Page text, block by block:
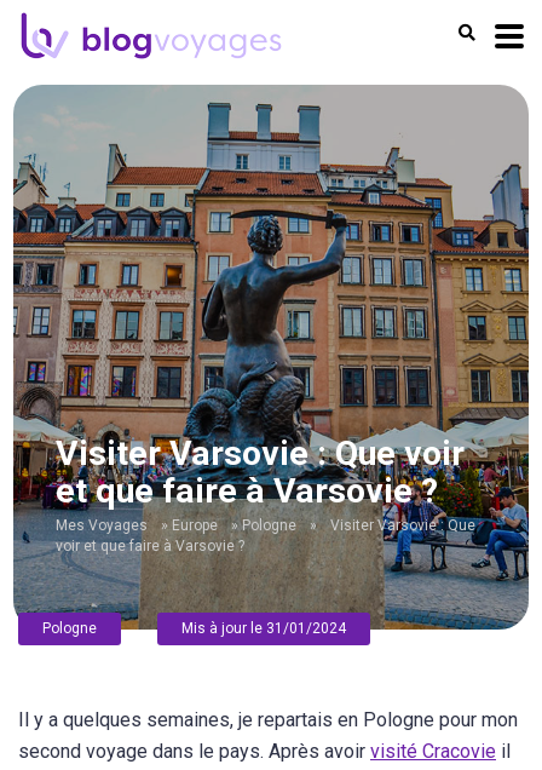
Visiter Varsovie : Que voir
et que faire à Varsovie ?
Mes Voyages » Europe »Pologne » Visiter Varsovie : Que
voir et que faire à Varsovie ?
Pologne Mis à jour le 31/01/2024
Il y a quelques semaines, je repartais en Pologne pour mon
second voyage dans le pays. Après avoir visité Cracovie il